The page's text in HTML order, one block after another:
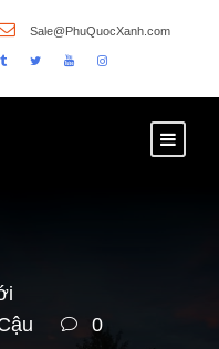
Sale@PhuQuocXanh.com
0